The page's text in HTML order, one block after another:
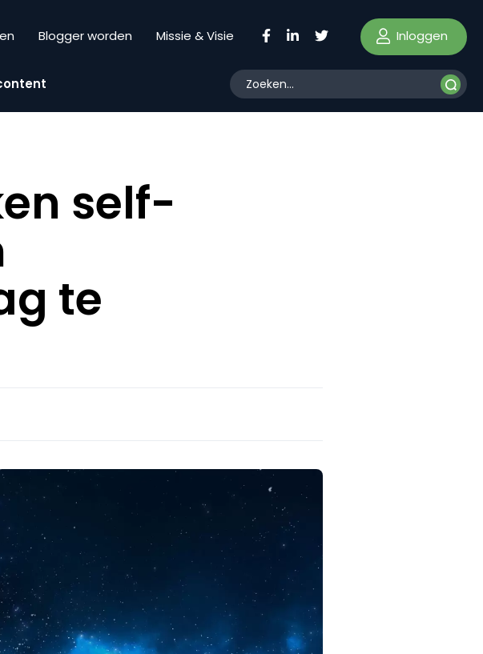
Blogger worden Missie & Visie Inloggen
self-
te